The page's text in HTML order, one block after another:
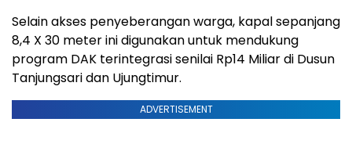
Selain akses penyeberangan warga, kapal sepanjang
8,4 X 30 meter ini digunakan untuk mendukung
program DAK terintegrasi senilai Rp14 Miliar di Dusun
Tanjungsari dan Ujungtimur.
ADVERTISEMENT